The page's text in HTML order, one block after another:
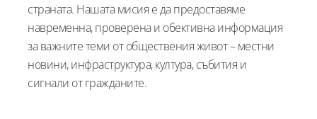
страната. Нашата мисия е да предоставяме
навременна, проверена и обективна информация
за важните теми от обществения живот – местни
новини, инфраструктура, култура, събития и
сигнали от гражданите.